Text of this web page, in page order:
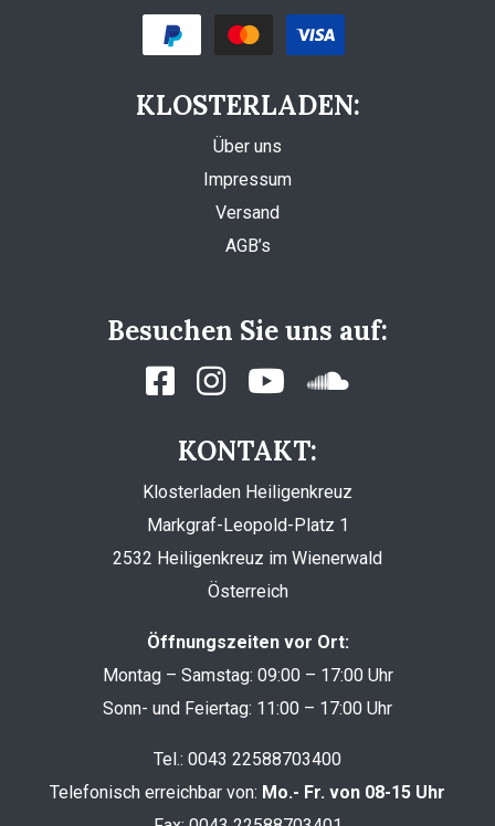
KLOSTERLADEN:
Über uns
Impressum
Versand
AGB’s
Besuchen Sie uns auf:
KONTAKT:
Klosterladen Heiligenkreuz
Markgraf-Leopold-Platz 1
2532 Heiligenkreuz im Wienerwald
Österreich
Öffnungszeiten vor Ort:
Montag – Samstag: 09:00 – 17:00 Uhr
Sonn- und Feiertag: 11:00 – 17:00 Uhr
Tel.: 0043 22588703400
Telefonisch erreichbar von: Mo.- Fr. von 08-15 Uhr